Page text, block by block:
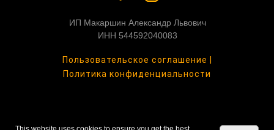
ИП Макаршин Александр Львович
ИНН 544592040083
Пользовательское соглашение |
Политика конфиденциальности